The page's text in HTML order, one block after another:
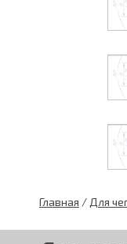
Главная / Для